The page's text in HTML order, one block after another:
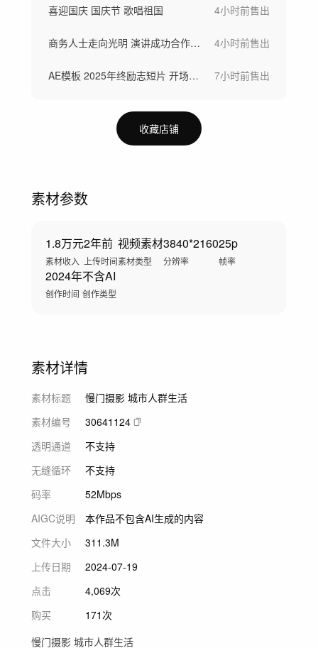
喜迎国庆 国庆节 歌唱祖国 4小时前售出
商务人士走向光明 演讲成功合作握手 4小时前售出
AE模板 2025年终励志短片 开场视频 7小时前售出
收藏店铺
素材参数
1.8万元
素材收入
2年前
上传时间
视频素材
素材类型
3840*2160
分辨率
25p
帧率
2024年
创作时间
不含AI
创作类型
素材详情
素材标题
慢门摄影 城市人群生活
素材编号
30641124
透明通道
不支持
无缝循环
不支持
码率
52Mbps
AIGC说明
本作品不包含AI生成的内容
文件大小
311.3M
上传日期
2024-07-19
点击
4,069次
购买
171次
慢门摄影 城市人群生活